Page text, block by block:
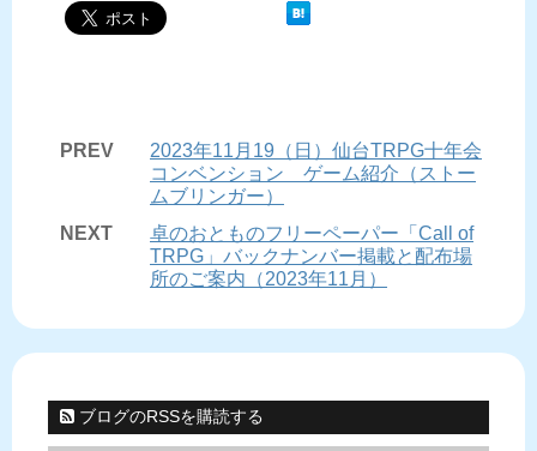
PREV
2023年11月19（日）仙台TRPG十年会
コンベンション ゲーム紹介（ストー
ムブリンガー）
NEXT
卓のおとものフリーペーパー「Call of
TRPG」バックナンバー掲載と配布場
所のご案内（2023年11月）
ブログのRSSを購読する